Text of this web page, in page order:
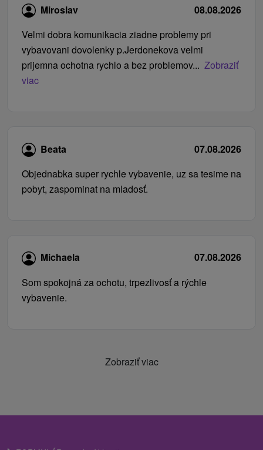
Miroslav
08.08.2026
Velmi dobra komunikacia ziadne problemy pri
vybavovani dovolenky p.Jerdonekova velmi
prijemna ochotna rychlo a bez problemov... Zobraziť
viac
Beata
07.08.2026
Objednabka super rychle vybavenie, uz sa tesime na
pobyt, zaspominat na mladosť.
Michaela
07.08.2026
Som spokojná za ochotu, trpezlivosť a rýchle
vybavenie.
Zobraziť viac